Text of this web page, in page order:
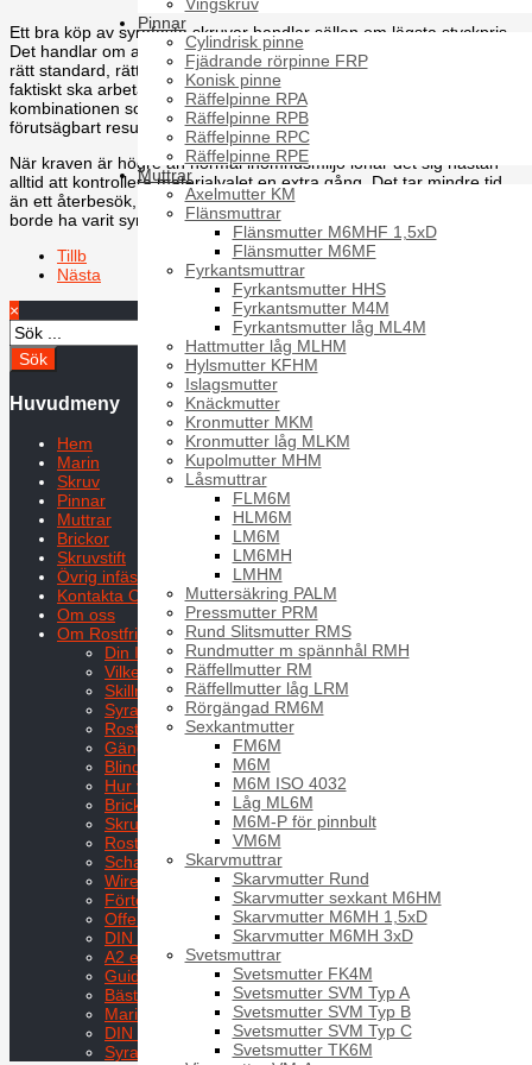
Pinnar
Cylindrisk pinne
Fjädrande rörpinne FRP
Konisk pinne
Räffelpinne RPA
Räffelpinne RPB
Räffelpinne RPC
Räffelpinne RPE
Muttrar
Axelmutter KM
Flänsmuttrar
Flänsmutter M6MHF 1,5xD
Flänsmutter M6MF
Fyrkantsmuttrar
Fyrkantsmutter HHS
Fyrkantsmutter M4M
Fyrkantsmutter låg ML4M
Hattmutter låg MLHM
Hylsmutter KFHM
Islagsmutter
Knäckmutter
Kronmutter MKM
Kronmutter låg MLKM
Kupolmutter MHM
Låsmuttrar
FLM6M
HLM6M
LM6M
LM6MH
LMHM
Muttersäkring PALM
Pressmutter PRM
Rund Slitsmutter RMS
Rundmutter m spännhål RMH
Räffellmutter RM
Räffellmutter låg LRM
Rörgängad RM6M
Sexkantmutter
FM6M
M6M
M6M ISO 4032
Låg ML6M
M6M-P för pinnbult
VM6M
Skarvmuttrar
Skarvmutter Rund
Skarvmutter sexkant M6HM
Skarvmutter M6MH 1,5xD
Skarvmutter M6MH 3xD
Svetsmuttrar
Svetsmutter FK4M
Svetsmutter SVM Typ A
Svetsmutter SVM Typ B
Svetsmutter SVM Typ C
Svetsmutter TK6M
Ett bra köp av syrafasta skruvar handlar sällan om lägsta styckpris.
Det handlar om att få rätt artikel från början - med rätt materialklass,
rätt standard, rätt dimension och rätt funktion i den miljö där den
faktiskt ska arbeta. För professionella användare är det den
kombinationen som minskar fel, sparar montagetid och ger ett mer
förutsägbart resultat över tid.
När kraven är högre än normal inomhusmiljö lönar det sig nästan
alltid att kontrollera materialvalet en extra gång. Det tar mindre tid
än ett återbesök, och betydligt mindre än att byta ett förband som
borde ha varit syrafast från början.
Tillb
Nästa
×
Huvudmeny
Hem
Marin
Skruv
Pinnar
Muttrar
Brickor
Skruvstift
Övrig infästning
Kontakta Oss
Om oss
Om Rostfritt
Din Isostandard
Vilken skruv för marina miljöer?
Skillnad A2 och A4 rostfritt
Syrafast skruv utomhus - rätt val i rätt miljö
Rostfri U bult - rätt val för krävande miljöer
Gänginsats rostfritt trä - rätt val i trä
Blindnit rostfri användning i rätt miljö
Hur väljer man rostfri mutter rätt?
Bricka rostfri dimensionering i praktiken
Skruvstift rostfritt DIN - rätt val direkt
Rostfri gängstång kapning utan fel
Schackel rostfritt båt - välj rätt modell
Wire rostfri 316 - rätt val för krävande miljö
Förtöjningsbeslag i rostfritt - rätt val
Offert på rostfria fästelement i större volym
DIN 933 sexkantskruv - rätt val i rostfritt
A2 eller A4 skruv - vad ska du välja?
Guide till rostfria fästelement
Bästa rostfria skruvsorterna för rätt miljö
Marina beslag - rätt val för tuff miljö
DIN eller ISO fästelement - vad väljer du?
Syrafasta skruvar - rätt val i krävande miljöer